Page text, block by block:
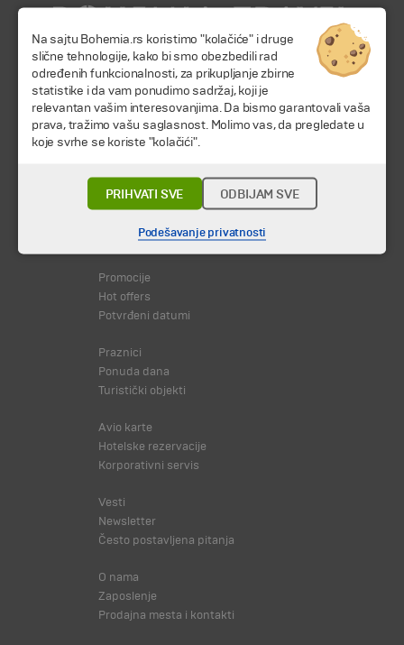
© 2026 TA BOHEMIA TRAVEL DOO.
Destinacija
Svi programi od A do Š
Promocije
Hot offers
Potvrđeni datumi
Praznici
Ponuda dana
Turistički objekti
Avio karte
Hotelske rezervacije
Korporativni servis
Vesti
Newsletter
Često postavljena pitanja
O nama
Zaposlenje
Prodajna mesta i kontakti
Na sajtu Bohemia.rs koristimo "kolačiće" i druge
slične tehnologije, kako bi smo obezbedili rad
određenih funkcionalnosti, za prikupljanje zbirne
statistike i da vam ponudimo sadržaj, koji je
relevantan vašim interesovanjima. Da bismo garantovali vaša
prava, tražimo vašu saglasnost. Molimo vas, da pregledate u
koje svrhe se koriste "kolačići".
PRIHVATI SVE ODBIJAM SVE
Podešavanje privatnosti